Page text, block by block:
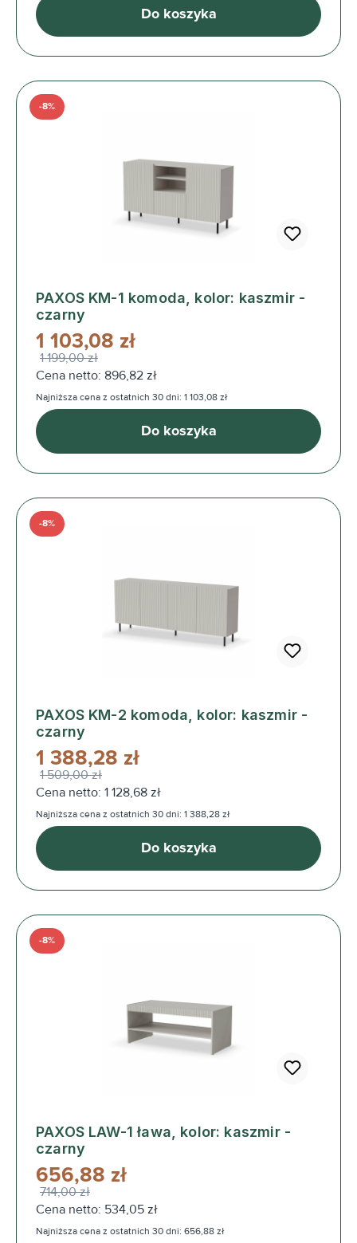
Do koszyka
PAXOS KM-1 komoda, kolor: kaszmir -
czarny
-8%
1 103,08 zł
1 199,00 zł
Cena netto: 896,82 zł
Najniższa cena z ostatnich 30 dni: 1 103,08 zł
Do koszyka
PAXOS KM-2 komoda, kolor: kaszmir -
czarny
-8%
1 388,28 zł
1 509,00 zł
Cena netto: 1 128,68 zł
Najniższa cena z ostatnich 30 dni: 1 388,28 zł
Do koszyka
PAXOS LAW-1 ława, kolor: kaszmir -
czarny
-8%
656,88 zł
714,00 zł
Cena netto: 534,05 zł
Najniższa cena z ostatnich 30 dni: 656,88 zł